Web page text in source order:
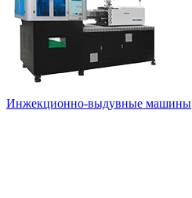
Инжекционно-выдувные машины